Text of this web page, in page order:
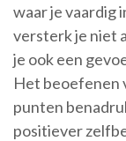
waar je vaardig
versterk je niet
je ook een
Het beoefenen
punten
positiever